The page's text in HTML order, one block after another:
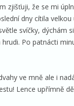
zjišťuji, že se mi
dny cítila
svíčky, dýchám
Po patnácti
ve mně ale i
Lence upřímně